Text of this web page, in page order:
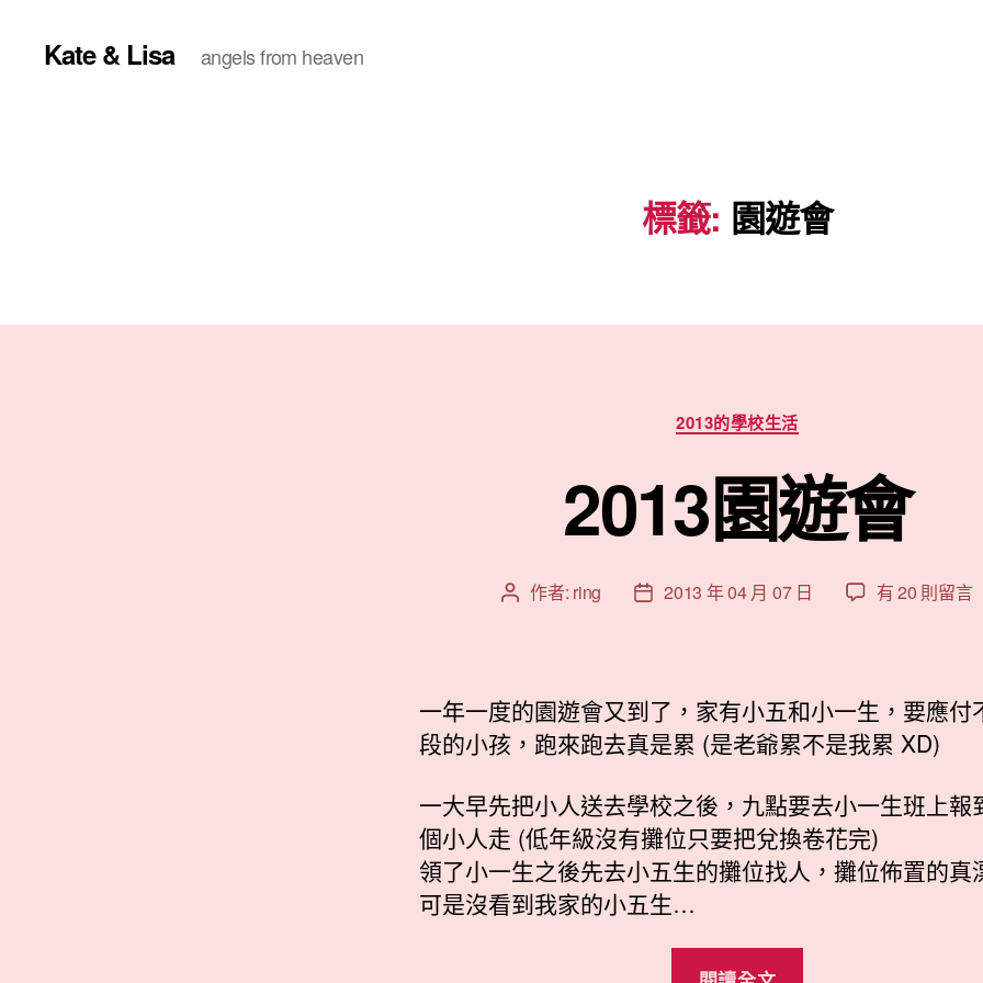
Kate & Lisa angels from heaven
標籤: 園遊會
分
類
2013的學校生活
2013園遊會
文 作者: ring
文
日
期
2013 年 04 月 07 日
在
會〉
中
有 20 則留言
一年一度的園遊會又到了，家有小五和小一生，要應付
段的小孩，跑來跑去真是累 (是老爺累不是我累 XD)
一大早先把小人送去學校之後，九點要去小一生班上報
個小人走 (低年級沒有攤位只要把兌換卷花完)
領了小一生之後先去小五生的攤位找人，攤位佈置的真
可是沒看到我家的小五生…